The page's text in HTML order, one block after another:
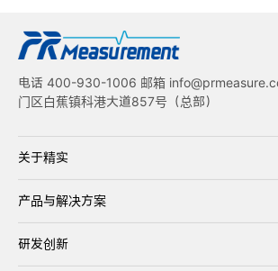
电话 400-930-1006 邮箱
门区白蕉镇科港大道857号（总部）
关于精实
产品与解决方案
研发创新